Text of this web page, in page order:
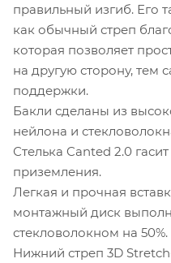
правильный изгиб. Его
как обычный стреп
которая позволяет
на другую сторону, тем
поддержки.
Бакли сделаны из
нейлона и
Стелька Canted 2.0
приземления.
Легкая и прочная
монтажный диск
стекловолокном на 50%.
Нижний стреп 3D